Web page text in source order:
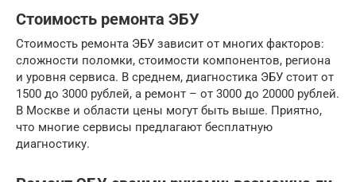
Стоимость ремонта ЭБУ
Стоимость ремонта ЭБУ зависит от многих факторов:
сложности поломки, стоимости компонентов, региона
и уровня сервиса. В среднем, диагностика ЭБУ стоит от
1500 до 3000 рублей, а ремонт – от 3000 до 20000 рублей.
В Москве и области цены могут быть выше. Приятно,
что многие сервисы предлагают бесплатную
диагностику.